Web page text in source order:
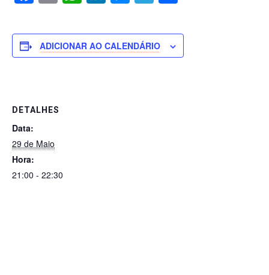
c
e
o
ailat
s
k
e
ss
e
e
gr
ar
e
ADICIONAR AO CALENDÁRIO
DETALHES
Data:
29 de Maio
Hora:
21:00 - 22:30